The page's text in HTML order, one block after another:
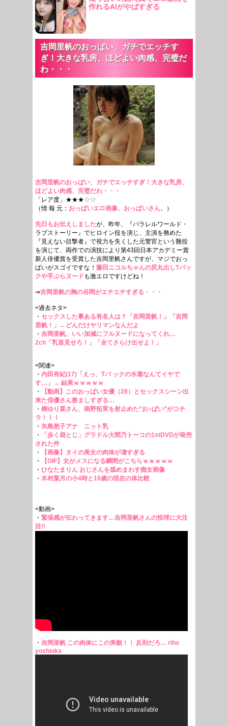
作れるAIがやばすぎる
吉岡里帆のおっぱい、ガチでエッチす
ぎ！大きな乳房、ほどよい肉感、完璧だ
わ・・・
吉岡里帆のおっぱい、ガチでエッチすぎ！大きな乳房、
ほどよい肉感、完璧だわ・・・
「レア度」★★★☆☆
（情 報 元： おっぱいエロ画像、おっぱいさん。 ）
先日もお伝えしましたが、昨年、『パラレルワールド・
ラブストーリー』でヒロイン役を演じ、主演を務めた
『見えない目撃者』で視力を失くした元警官という難役
を演じて、両作での演技により第43回日本アカデミー賞
新人俳優賞を受賞した吉岡里帆さんですが、マジでおっ
ぱいがスゴイですな！ 藤田ニコルちゃんの尻丸出しTバッ
クや手ぶらヌード も激エロですけどね！
⇒吉岡里帆の胸の谷間がエチエチすぎる・・・
<過去ネタ>
・ セックスした事ある有名人は？「吉岡里帆！」「吉岡
里帆！」←どんだけヤリマンなんだよ
・ 吉岡里帆、いい加減にフルヌードになってくれ…
2ch「乳首見せろ！」「全てさらけ出せよ！」
<関連>
・ 内田有紀(17)「えっ、Tバ ックの水着なんてイヤで
す…」→ 結果ｗｗｗｗｗ
・
【動画】このおっぱい女優（28）とセックスシーン出
来た俳優さん羨ましすぎる…
・ 柳ゆり菜さん、南野拓実を射止めた”お○ぱい”がコチ
ラ！！！
・ 矢島悠子アナ ニット乳
・
「歩く袋とじ」グラドル大間乃トーコの1stDVDが発売
された件
・
【画像】タイの美女の肉体が凄すぎる
・
【GIF】女がメスになる瞬間がこちらｗｗｗｗｗ
・ ひなたまりん おじさんを舐めまわす痴女画像
・ 木村葉月の小4時と19歳の現在の体比較
<動画>
・ 緊張感が伝わってきます…吉岡里帆さんの投球に大注
目!!
・ 吉岡里帆 この肉体にこの美貌！！ 反則だろ… riho
yoshioka